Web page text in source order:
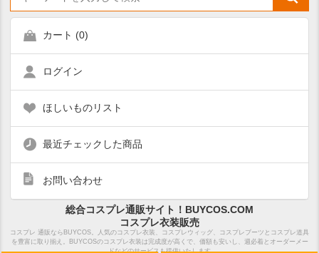
カート (0)
ログイン
ほしいものリスト
最近チェックした商品
お問い合わせ
総合コスプレ通販サイト！BUYCOS.COM
コスプレ衣装販売
コスプレ 通販ならBUYCOS。人気のコスプレ衣装、コスプレウィッグ、コスプレブーツとコスプレ道具
を豊富に取り揃え。BUYCOSのコスプレ衣装は完成度が高くで、価額も安いし、週必着とオーダーメー
ドなどのサービスも提供いたします